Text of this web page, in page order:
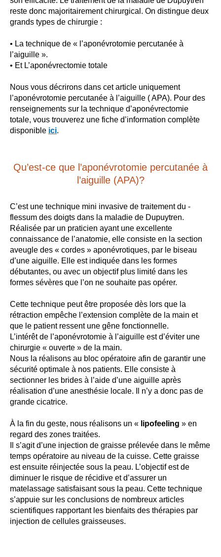
reste donc majoritairement chirurgical. On distingue deux
grands types de chirurgie :
• La technique de « l’aponévrotomie percutanée à
l’aiguille ».
• Et L’aponévrectomie totale
Nous vous décrirons dans cet article uniquement
l’aponévrotomie percutanée à l’aiguille ( APA). Pour des
renseignements sur la technique d’aponévrectomie
totale, vous trouverez une fiche d’information complète
disponible ici.
Qu’est-ce que l’aponévrotomie percutanée à
l’aiguille (APA)?
C’est une technique mini invasive de traitement du ­
flessum des doigts dans la maladie de Dupuytren.
Réalisée par un praticien ayant une excellente
connaissance de l’anatomie, elle consiste en la section
aveugle des « cordes » aponévrotiques, par le biseau
d’une aiguille. Elle est indiquée dans les formes
débutantes, ou avec un objectif plus limité dans les
formes sévères que l’on ne souhaite pas opérer.
Cette technique peut être proposée dès lors que la
rétraction empêche l’extension complète de la main et
que le patient ressent une gêne fonctionnelle.
L’intérêt de l’aponévrotomie à l’aiguille est d’éviter une
chirurgie « ouverte » de la main.
Nous la réalisons au bloc opératoire afin de garantir une
sécurité optimale à nos patients. Elle consiste à
sectionner les brides à l’aide d’une aiguille après
réalisation d’une anesthésie locale. Il n’y a donc pas de
grande cicatrice.
À la fin du geste, nous réalisons un « lipofeeling » en
regard des zones traitées.
Il s’agit d’une injection de graisse prélevée dans le même
temps opératoire au niveau de la cuisse. Cette graisse
est ensuite réinjectée sous la peau. L’objectif est de
diminuer le risque de récidive et d’assurer un
matelassage satisfaisant sous la peau. Cette technique
s’appuie sur les conclusions de nombreux articles
scientifiques rapportant les bienfaits des thérapies par
injection de cellules graisseuses.